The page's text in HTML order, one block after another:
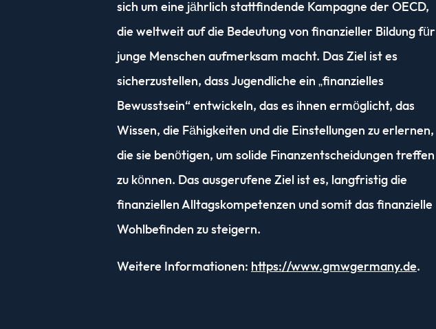
sich um eine jährlich stattfindende Kampagne der OECD,
die weltweit auf die Bedeutung von finanzieller Bildung für
junge Menschen aufmerksam macht. Das Ziel ist es
sicherzustellen, dass Jugendliche ein „finanzielles
Bewusstsein“ entwickeln, das es ihnen ermöglicht, das
Wissen, die Fähigkeiten und die Einstellungen zu erlernen,
die sie benötigen, um solide Finanzentscheidungen treffen
zu können. Das ausgerufene Ziel ist es, langfristig die
finanziellen Alltagskompetenzen und somit das finanzielle
Wohlbefinden zu steigern.
Weitere Informationen: https://www.gmwgermany.de.